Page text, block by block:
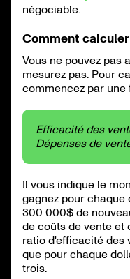
négociable.
Comment
Vous ne pouvez pas
mesurez pas. Pour
commencez par une
Efficacité des
Dépenses de
Il vous indique le
gagnez pour chaque
300 000$ de
de coûts de vente et
ratio d'efficacité des
que pour chaque
trois.